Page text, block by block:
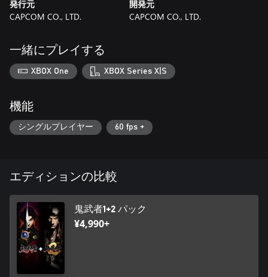
シリーズお馴染みの必殺「一閃」も4種に増えている。
前作よりも重厚なドラマが圧倒的スケールで展開される。
頼もしき4人の同士たちと戦乱の世を共に駆け抜けよう！
※本作は単品でも購入可能です。重複購入にご注意ください。
・『鬼武者』のセーブデータが保存されている場合、特典とし
て「十兵衛：左馬介装備」が入手可能に！
※タイトル画面から「特典」を選択し、[十兵衛衣装]欄から選択
することができます。
早期購入特典 [ 鬼武者2 - オーケストラBGMセレクションパッ
ク]を入手できます。
※2025年6月30日 23:59までにご購入いただいたお客様が対象
となります。
「鬼武者2 - オーケストラBGMセレクションパック」内容
発行元
CAPCOM CO., LTD.
開発元
CAPCOM CO., LTD.
一緒にプレイする
XBOX One XBOX Series X|S
機能
シングルプレイヤー 60 fps +
エディションの比較
鬼武者1+2 パック
¥4,990+